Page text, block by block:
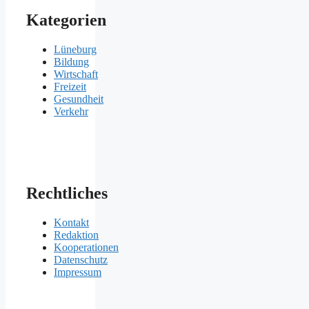
Kategorien
Lüneburg
Bildung
Wirtschaft
Freizeit
Gesundheit
Verkehr
Rechtliches
Kontakt
Redaktion
Kooperationen
Datenschutz
Impressum